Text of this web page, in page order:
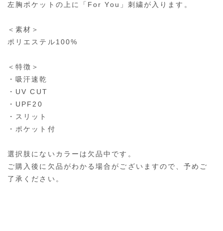
左胸ポケットの上に「For You」刺繍が入ります。
＜素材＞
ポリエステル100%
＜特徴＞
・吸汗速乾
・UV CUT
・UPF20
・スリット
・ポケット付
選択肢にないカラーは欠品中です。
ご購入後に欠品がわかる場合がございますので、予めご
了承ください。